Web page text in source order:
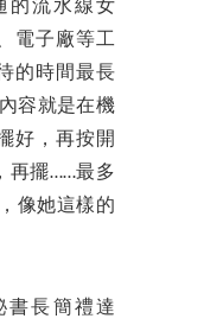
的流水線女
電子廠等工
的時間最長
容就是在機
好，再按開
再擺……最多
像她這樣的
書長簡禮達